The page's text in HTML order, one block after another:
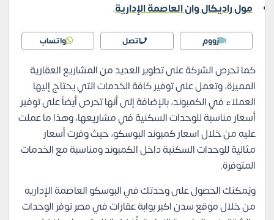
مول راديكال وان العاصمة الإدارية.
زووم اتصل واتساب
كما تحرص الشركة على تطوير العديد من المشاريع العقارية
المميزة، وتعمل على توفير كافة الخدمات التي يحتاج إليها
العملاء في الكمبوند، بالإضافة إلى أنها تحرص أيضاً على توفير
أسعار مناسبة للوحدات السكنية في مشاريعها، وهذا ما عملت
عليه من خلال اسعار كمبوند البوسكو، حيث وفرت أسعار
مثالية للوحدات السكنية داخل الكمبوند ومناسبة مع الخدمات
المتوفرة.
ويُمكنك الحصول على وحدتك في البوسكو العاصمة الإداريه
من خلال موقع سدن اكبر بوابة عقارات في مصر توفر الوحدات